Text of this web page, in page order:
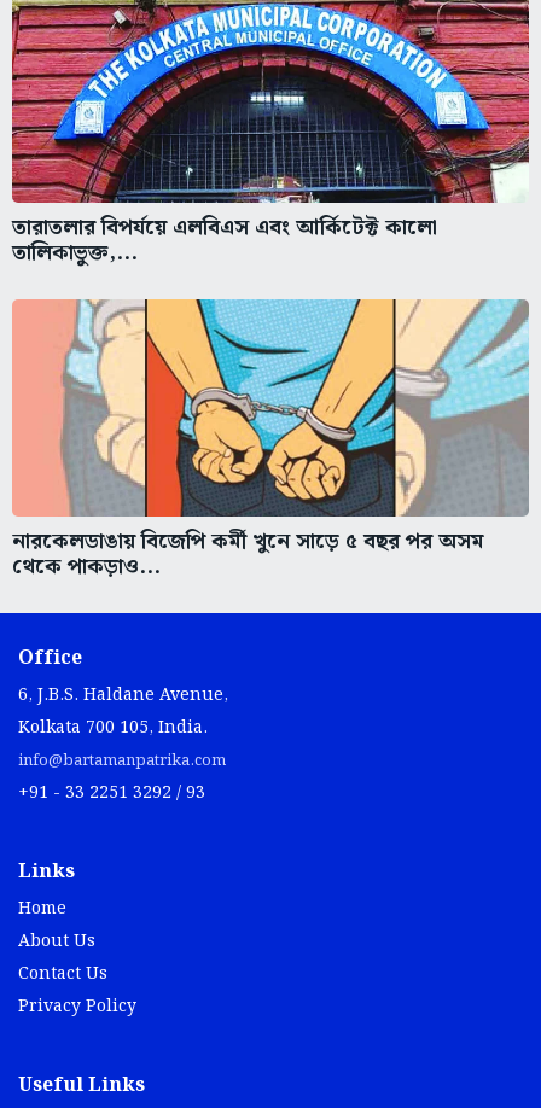
তারাতলার বিপর্যয়ে এলবিএস এবং আর্কিটেক্ট কালো
তালিকাভুক্ত,...
নারকেলডাঙায় বিজেপি কর্মী খুনে সাড়ে ৫ বছর পর অসম
থেকে পাকড়াও...
Office
6, J.B.S. Haldane Avenue,
Kolkata 700 105, India.
info@bartamanpatrika.com
+91 - 33 2251 3292 / 93
Links
Home
About Us
Contact Us
Privacy Policy
Useful Links